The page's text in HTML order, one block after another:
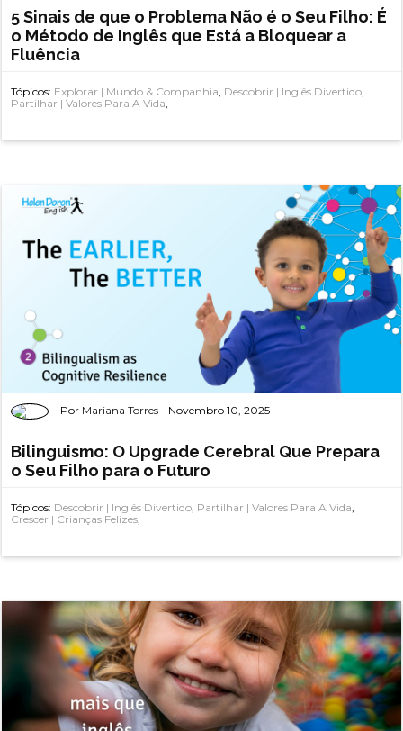
5 Sinais de que o Problema Não é o Seu Filho: É
o Método de Inglês que Está a Bloquear a
Fluência
Tópicos: Explorar | Mundo & Companhia, Descobrir | Inglês Divertido,
Partilhar | Valores Para A Vida,
Por Mariana Torres - Novembro 10, 2025
Bilinguismo: O Upgrade Cerebral Que Prepara
o Seu Filho para o Futuro
Tópicos: Descobrir | Inglês Divertido Partilhar | Valores Para A Vida
Crescer | Crianças Felizes